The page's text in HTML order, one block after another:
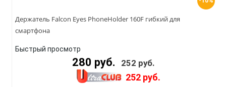
Держатель Falcon Eyes PhoneHolder 160F гибкий для
смартфона
Быстрый просмотр
280 руб. 252 руб.
252 руб.